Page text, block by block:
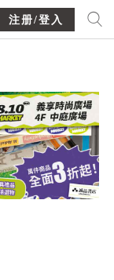
注册/登入